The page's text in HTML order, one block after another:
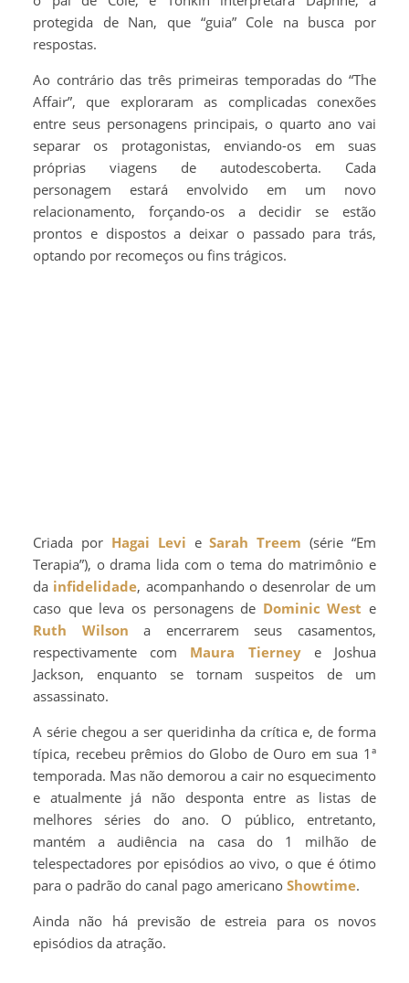
protegida de Nan, que “guia” Cole na busca por
respostas.
Ao contrário das três primeiras temporadas do “The
Affair”, que exploraram as complicadas conexões
entre seus personagens principais, o quarto ano vai
separar os protagonistas, enviando-os em suas
próprias viagens de autodescoberta. Cada
personagem estará envolvido em um novo
relacionamento, forçando-os a decidir se estão
prontos e dispostos a deixar o passado para trás,
optando por recomeços ou fins trágicos.
Criada por Hagai Levi eSarah Treem (série “Em
Terapia”), o drama lida com o tema do matrimônio e
da infidelidade, acompanhando o desenrolar de um
caso que leva os personagens de Dominic West e
Ruth Wilson a encerrarem seus casamentos,
respectivamente com Maura Tierneye Joshua
Jackson, enquanto se tornam suspeitos de um
assassinato.
A série chegou a ser queridinha da crítica e, de forma
típica, recebeu prêmios do Globo de Ouro em sua 1ª
temporada. Mas não demorou a cair no esquecimento
e atualmente já não desponta entre as listas de
melhores séries do ano. O público, entretanto,
mantém a audiência na casa do 1 milhão de
telespectadores por episódios ao vivo, o que é ótimo
para o padrão do canal pago americano Showtime.
Ainda não há previsão de estreia para os novos
episódios da atração.